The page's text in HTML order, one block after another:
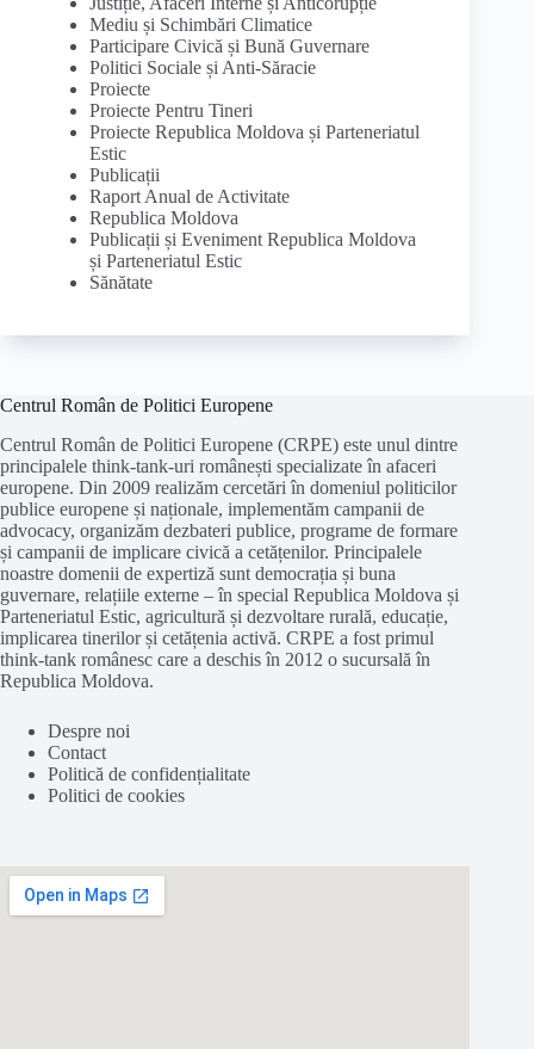
Mediu și Schimbări Climatice
Participare Civică și Bună Guvernare
Politici Sociale și Anti-Săracie
Proiecte
Proiecte Pentru Tineri
Proiecte Republica Moldova și Parteneriatul
Estic
Publicații
Raport Anual de Activitate
Republica Moldova
Publicații și Eveniment Republica Moldova
și Parteneriatul Estic
Sănătate
Centrul Român de Politici Europene
Centrul Român de Politici Europene (CRPE) este unul dintre
principalele think-tank-uri românești specializate în afaceri
europene. Din 2009 realizăm cercetări în domeniul politicilor
publice europene și naționale, implementăm campanii de
advocacy, organizăm dezbateri publice, programe de formare
și campanii de implicare civică a cetățenilor. Principalele
noastre domenii de expertiză sunt democrația și buna
guvernare, relațiile externe – în special Republica Moldova și
Parteneriatul Estic, agricultură și dezvoltare rurală, educație,
implicarea tinerilor și cetățenia activă. CRPE a fost primul
think-tank românesc care a deschis în 2012 o sucursală în
Republica Moldova.
Despre noi
Contact
Politică de confidențialitate
Politici de cookies